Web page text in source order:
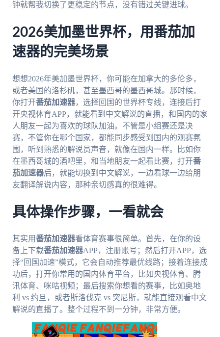
钟就帮我切换了更稳定的节点，没有错过关键进球。
2026美加墨世界杯，用番茄加
速器的完美场景
想想2026年美加墨世界杯，你可能在加拿大的多伦多，
或者美国的洛杉矶，甚至墨西哥的墨西哥城。那时候，
你打开番茄加速器，选择回国的世界杯专线，连接后打
开央视体育APP，就能看到中文解说的直播，和国内的家
人朋友一起为喜欢的球队加油。不管是小组赛还是决
赛，不管你在哪个国家，都能同步感受到国内的观赛氛
围，听到熟悉的解说员声音，就像在国内一样。比如你
在墨西哥城的酒吧里，和当地朋友一起看比赛，打开番
茄加速器后，就能切换到中文解说，一边看球一边给朋
友翻译解说内容，那种亲切感真的很难得。
具体操作步骤，一看就会
其实用番茄加速器看体育赛事很简单。首先，在你的设
备上下载番茄加速器APP，注册账号；然后打开APP，选
择“回国加速”模式，它会自动推荐最优线路；接着连接成
功后，打开你常用的国内体育平台，比如央视体育、腾
讯体育、咪咕视频；最后搜索你想看的赛事，比如奥地
利 vs 约旦，或者斯洛伐克 vs 突尼斯，就能直接观看中文
解说的直播了。整个过程不到一分钟，非常方便。